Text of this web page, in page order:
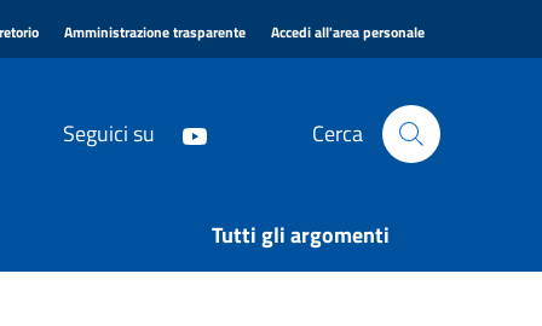
Amministrazione trasparente Accedi all'area personale
Seguici su Cerca
Tutti gli argomenti